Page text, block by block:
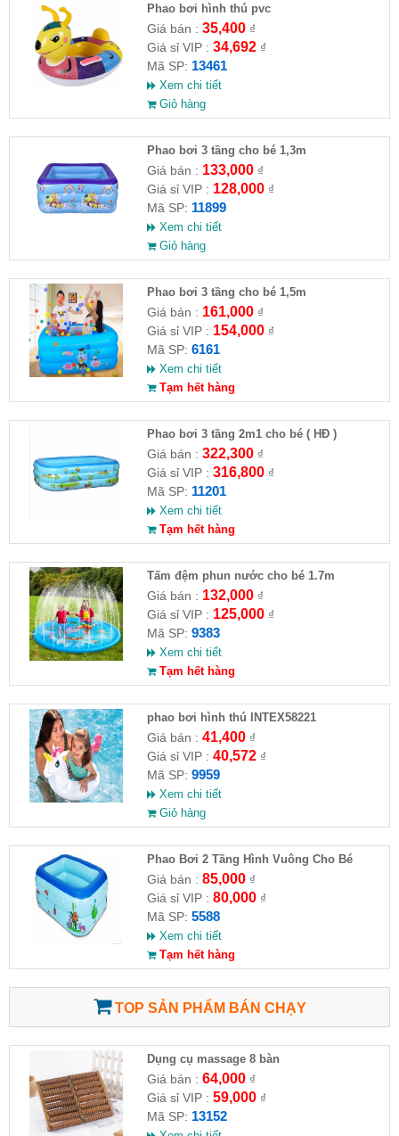
Phao bơi hình thú pvc
Giá bán : 35,400₫
Giá sỉ VIP : 34,692₫
Mã SP: 13461
Xem chi tiết
Giỏ hàng
Phao bơi 3 tầng cho bé 1,3m
Giá bán : 133,000₫
Giá sỉ VIP : 128,000₫
Mã SP: 11899
Xem chi tiết
Giỏ hàng
Phao bơi 3 tầng cho bé 1,5m
Giá bán : 161,000₫
Giá sỉ VIP : 154,000₫
Mã SP: 6161
Xem chi tiết
Tạm hết hàng
Phao bơi 3 tầng 2m1 cho bé ( HĐ )
Giá bán : 322,300₫
Giá sỉ VIP : 316,800₫
Mã SP: 11201
Xem chi tiết
Tạm hết hàng
Tấm đệm phun nước cho bé 1.7m
Giá bán : 132,000₫
Giá sỉ VIP : 125,000₫
Mã SP: 9383
Xem chi tiết
Tạm hết hàng
phao bơi hình thú INTEX58221
Giá bán : 41,400₫
Giá sỉ VIP : 40,572₫
Mã SP: 9959
Xem chi tiết
Giỏ hàng
Phao Bơi 2 Tầng Hình Vuông Cho Bé
Giá bán : 85,000₫
Giá sỉ VIP : 80,000₫
Mã SP: 5588
Xem chi tiết
Tạm hết hàng
TOP SẢN PHẨM BÁN CHẠY
Dụng cụ massage 8 bàn
Giá bán : 64,000₫
Giá sỉ VIP : 59,000₫
Mã SP: 13152